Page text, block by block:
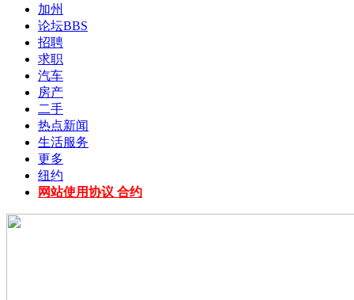
加州
论坛BBS
招聘
求职
汽车
房产
二手
热点新闻
生活服务
更多
纽约
网站使用协议 合约